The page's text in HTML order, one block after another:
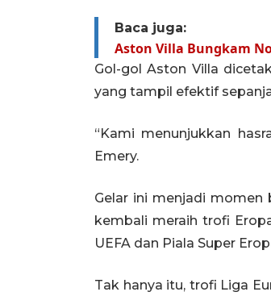
Baca juga:
Aston Villa Bungkam
Gol-gol Aston Villa
yang tampil efektif
“Kami menunjukkan
Emery.
Gelar ini menjadi momen
kembali meraih trofi
UEFA dan Piala Super
Tak hanya itu, trofi Liga